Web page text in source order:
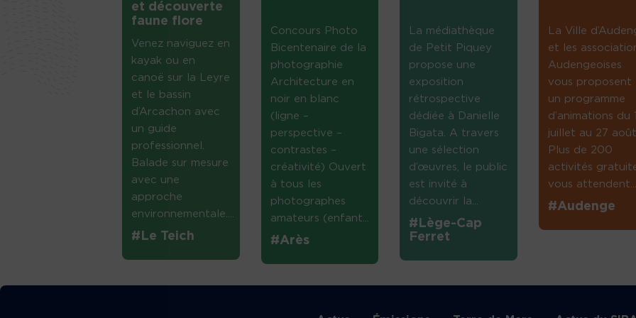
et découverte
faune flore
Venez naviguez en
kayak ou en
canoë sur la Leyre
et le bassin
d’Arcachon avec
un guide
professionnel.
Balade sur mesure
avec une
approche
environnementale....
#Le Teich
Concours Photo
Bicentenaire de la
photographie
Architecture en
noir en blanc
(ligne –
perspective –
contrastes –
créativité) Ouvert
à tous les
photographes
amateurs (enfant...
#Arès
La médiathèque
de Petit Piquey
propose une
exposition
rétrospective
dédiée à Danielle
Bigata. A travers
une sélection
d’œuvres, le public
est invité à
découvrir la...
#Lège-Cap
Ferret
La Ville
et les
Audengeoises
vous proposent
un programme
d’animations du 1
juillet au 27 août.
Plus de 200
activités
vous attendent....
#Audenge